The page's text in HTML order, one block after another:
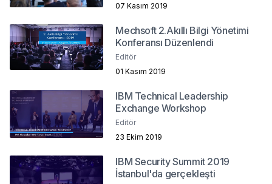
07 Kasım 2019
Mechsoft 2.Akıllı Bilgi Yönetimi
Konferansı Düzenlendi
Editör
01 Kasım 2019
IBM Technical Leadership
Exchange Workshop
Editör
23 Ekim 2019
IBM Security Summit 2019
İstanbul'da gerçekleşti